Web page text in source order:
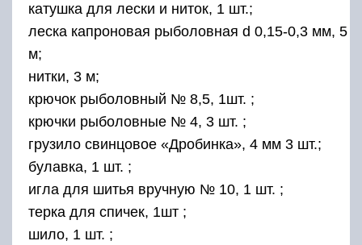
катушка для лески и ниток, 1 шт.;
леска капроновая рыболовная d 0,15-0,3 мм, 5
м;
нитки, 3 м;
крючок рыболовный № 8,5, 1шт. ;
крючки рыболовные № 4, 3 шт. ;
грузило свинцовое «Дробинка», 4 мм 3 шт.;
булавка, 1 шт. ;
игла для шитья вручную № 10, 1 шт. ;
терка для спичек, 1шт ;
шило, 1 шт. ;